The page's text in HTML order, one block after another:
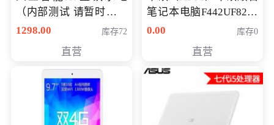
（内部测试 请暂时不要
购买）
1298.00 库存72
直营
笔记本电脑F442UF8250
八代独显轻薄办公商务
0.00 库存0
直营